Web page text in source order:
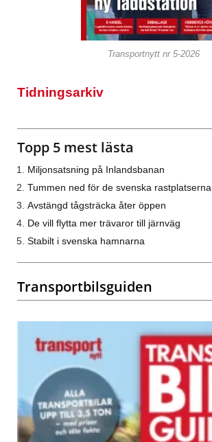
Transportnytt nr 5-2026
Tidningsarkiv
Topp 5 mest lästa
Miljonsatsning på Inlandsbanan
Tummen ned för de svenska rastplatserna
Avstängd tågsträcka åter öppen
De vill flytta mer trävaror till järnväg
Stabilt i svenska hamnarna
Transportbilsguiden